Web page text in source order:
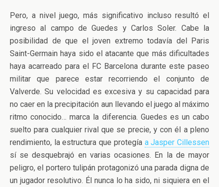
Pero, a nivel juego, más significativo incluso resultó el
ingreso al campo de Guedes y Carlos Soler. Cabe la
posibilidad de que el joven extremo todavía del Paris
Saint-Germain haya sido el atacante que más dificultades
haya acarreado para el FC Barcelona durante este paseo
militar que parece estar recorriendo el conjunto de
Valverde. Su velocidad es excesiva y su capacidad para
no caer en la precipitación aun llevando el juego al máximo
ritmo conocido… marca la diferencia. Guedes es un cabo
suelto para cualquier rival que se precie, y con él a pleno
rendimiento, la estructura que protegía a Jasper Cillessen
sí se desquebrajó en varias ocasiones. En la de mayor
peligro, el portero tulipán protagonizó una parada digna de
un jugador resolutivo. Él nunca lo ha sido, ni siquiera en el